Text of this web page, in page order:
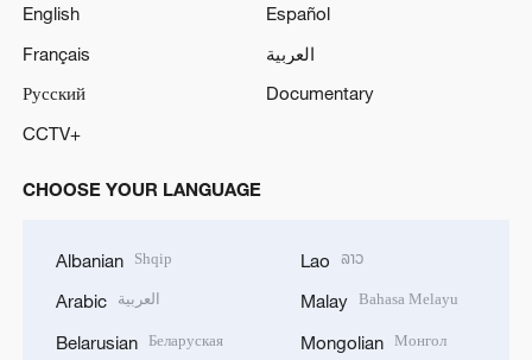
English
Español
Français
العربية
Русский
Documentary
CCTV+
CHOOSE YOUR LANGUAGE
Albanian Shqip
Arabic العربية
Belarusian Беларуская
Lao ລາວ
Malay Bahasa Melayu
Mongolian Монгол